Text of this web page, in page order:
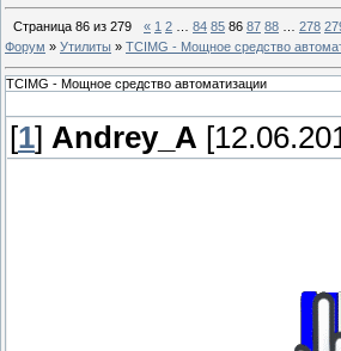
Страница 86 из 279 « 1 2 84 85 86 87 88 278
Форум » Утилиты » TCIMG - Мощное средство
TCIMG - Мощное средство автоматизации
[1] Andrey_A